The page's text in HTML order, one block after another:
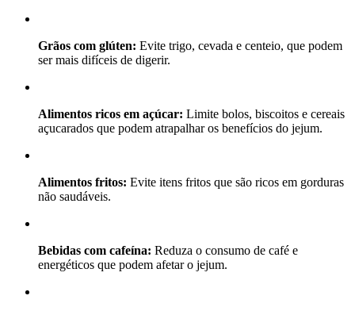
Grãos com glúten: Evite trigo, cevada e centeio, que podem
ser mais difíceis de digerir.
Alimentos ricos em açúcar: Limite bolos, biscoitos e cereais
açucarados que podem atrapalhar os benefícios do jejum.
Alimentos fritos: Evite itens fritos que são ricos em gorduras
não saudáveis.
Bebidas com cafeína: Reduza o consumo de café e
energéticos que podem afetar o jejum.